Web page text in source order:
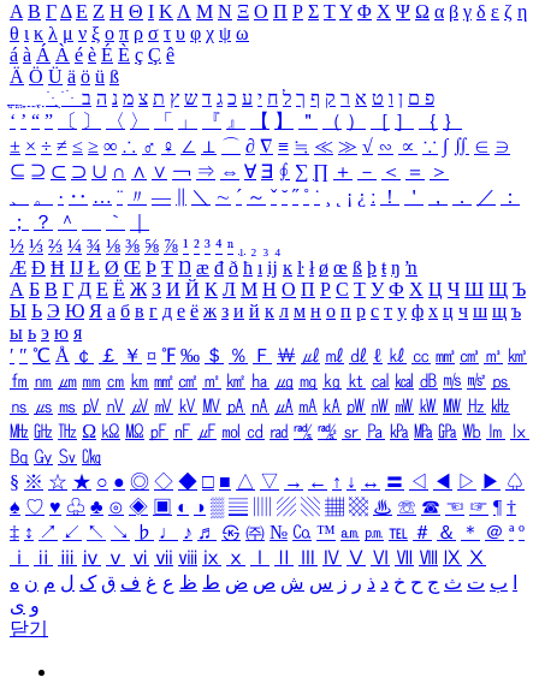
Α Β ΓΔ Ε Ζ Η Θ Ι ΚΛ Μ Ν Ξ Ο Π Ρ Σ ΤΥ Φ Χ Ψ Ω α β γ δ ε ζ η
θ ι κ λ μ ν ξ ο π ρ σ τ υ φ χ ψ ω
á à Á À é è É È ç Ç ê
Ä Ö Ü ä ö ü ß
ִֶֹ ֻּ ׁׂ פ ם ן ו ט א ר ק ף ך ל ח י ע כ ג ד ש ץ ת צ מ נ ה ב
‘ ’ “ ” 〔 〕 〈 〉 「 」 『 』 【 】 ＂ （ ） ［ ］ ｛ ｝
± × ÷ ≠ ≤ ≥ ∞ ∴ ♂ ♀ ∠ ⊥ ⌒ ∂ ∇ ≡ ≒ ≪ ≫ √ ∽ ∝ ∵ ∫ ∬ ∈ ∋
⊆ ⊇ ⊂ ⊃ ∪ ∩ ∧ ∨ ￢ ⇒ ⇔ ∀ ∃ ∮ ∑ ∏ ＋ － ＜ ＝
＞
、
。 · ‥ … ¨ 〃 ― ＼ ∼ ´ ～ ˇ ˘ ˝ ˚ ˙ ¸ ¡ ¿ ː ！ ＇ ， ． ／
：
；
？ ＾ ｀
½ ⅓ ⅔ ¼ ¾ ⅛ ⅜ ⅝ ⅞ ¹ ² ³ ⁴ ⁿ ₁ ₂ ₃ ₄
Æ Ð Ħ Ĳ Ł Ø Œ Þ Ŧ Ŋ æ đ ð ħ ı ĳ ĸ ŀ ł ø œ ß þ ŧ ŋ ŉ
А Б В Г Д Е Ё Ж З И Й К Л М Н О П Р С Т У Ф Х Ц Ч Ш Щ Ъ
Ы Ь Э Ю Я а б в г д е ё ж з и й к л м н о п р с т у ф х ц ч ш щ ъ
ы ь э ю я
′ ″ ℃ Å ￠ ￡ ￥ ¤ ℉ ‰ ＄ ％ Ｆ ￦ ㎕ ㎖ ㎗ ℓ ㎘ ㏄ ㎣ ㎤ ㎥ ㎦
㎙ ㎚ ㎛ ㎜ ㎝ ㎞ ㎟ ㎠ ㎡ ㎢ ㏊ ㎍ ㎎ ㎏ ㏏ ㎈ ㎉ ㏈ ㎧ ㎨ ㎰
㎱ ㎲ ㎳ ㎴ ㎵ ㎶ ㎷ ㎸ ㎹ ㎀ ㎁ ㎂ ㎃ ㎄ ㎺ ㎻ ㎽ ㎾ ㎿ ㎐ ㎑
㎒ ㎓ ㎔ Ω ㏀ ㏁ ㎊ ㎋ ㎌ ㏖ ㏅ ㎭ ㎮ ㎯ ㏛ ㎩ ㎪ ㎫ ㎬ ㏝ ㏐
㏓
㏃ ㏉ ㏜ ㏆
§ ※ ☆ ★ ○ ● ◎ ◇ ◆ □ ■ △ ▽ → ← ↑ ↓ ↔ 〓 ◁ ◀ ▷ ▶ ♤
♠ ♡ ♥ ♧ ♣ ⊙ ◈ ▣ ◐ ◑ ▒ ▤ ▨ ▧ ▦ ▩ ♨ ☏ ☎ ☜ ☞ ¶ †
‡ ↕ ↗ ↙ ↖ ↘ ♭ ♩ ♪ ♬ ㉿ ㈜ № ㏇ ™ ㏂ ㏘ ℡ ＃ ＆ ＊ ＠ ª º
ⅰ
ⅱ ⅲ ⅳ ⅴ ⅵ ⅶ ⅷ ⅸ ⅹ Ⅳ Ⅴ Ⅵ Ⅶ Ⅷ Ⅸ Ⅹ
ب ت ث ج ح خ د ذ ر ز س ش ص ض ط ظ ع غ ف ق ک ل م ن ه
و ی
닫기